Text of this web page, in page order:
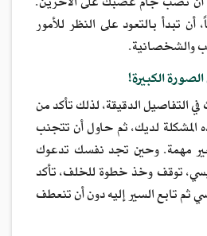
تبدأ بالتعود على النظر للأمور
والشخصانية.
التفاصيل الدقيقة، لذلك تأكد من
المشكلة لديك، ثم حاول أن تتجنب
مهمة. وحين تجد نفسك تدعوك
توقف وخذ خطوة للخلف، تأكد
ثم تابع السير إليه دون أن تنعطف